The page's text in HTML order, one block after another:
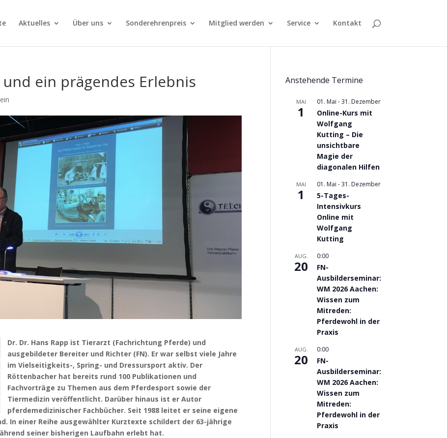
Aktuelles Über uns Sonderehrenpreis Mitglied werden Service Kontakt
ein prägendes Erlebnis
Dr. Dr. Hans Rapp ist Tierarzt (Fachrichtung Pferde) und
ausgebildeter Bereiter und Richter (FN). Er war selbst viele Jahre
im Vielseitigkeits-, Spring- und Dressursport aktiv. Der
Röttenbacher hat bereits rund 100 Publikationen und
Fachvorträge zu Themen aus dem Pferdesport sowie der
Tiermedizin veröffentlicht. Darüber hinaus ist er Autor
pferdemedizinischer Fachbücher. Seit 1988 leitet er seine eigene
In einer Reihe ausgewählter Kurztexte schildert der 63-jährige
seiner bisherigen Laufbahn erlebt hat.
Anstehende Termine
MAI
1
01. Mai -31. Dezember
Online-Kurs mit
Wolfgang
Kutting – Die
unsichtbare
Magie der
diagonalen Hilfen
MAI
1
01. Mai -31. Dezember
5-Tages-
Intensivkurs
Online mit
Wolfgang
Kutting
AUG.
20
0:00
FN-
Ausbilderseminar:
WM 2026 Aachen:
Wissen zum
Mitreden:
Pferdewohl in der
Praxis
AUG.
20
0:00
FN-
Ausbilderseminar:
WM 2026 Aachen:
Wissen zum
Mitreden:
Pferdewohl in der
Praxis